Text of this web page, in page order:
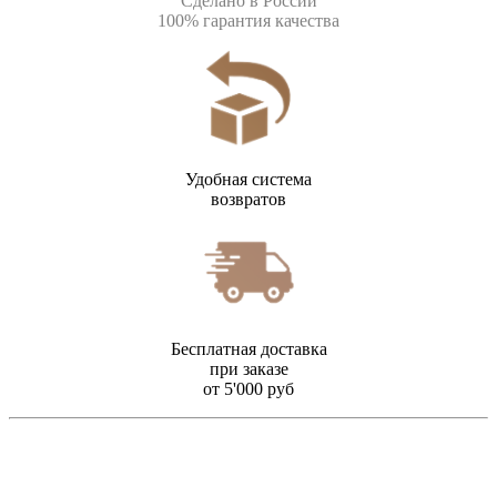
100% гарантия качества
Удобная система
возвратов
Бесплатная доставка
при заказе
от 5'000 руб